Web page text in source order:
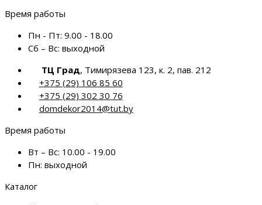
Время работы
Пн - Пт: 9.00 - 18.00
Сб – Вс: выходной
ТЦ Град, Тимирязева 123, к. 2, пав. 212
+375 (29) 106 85 60
+375 (29) 302 30 76
domdekor2014@tut.by
Время работы
Вт – Вс: 10.00 - 19.00
Пн: выходной
Каталог